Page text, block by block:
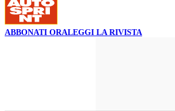
ABBONATI ORALEGGI LA RIVISTA